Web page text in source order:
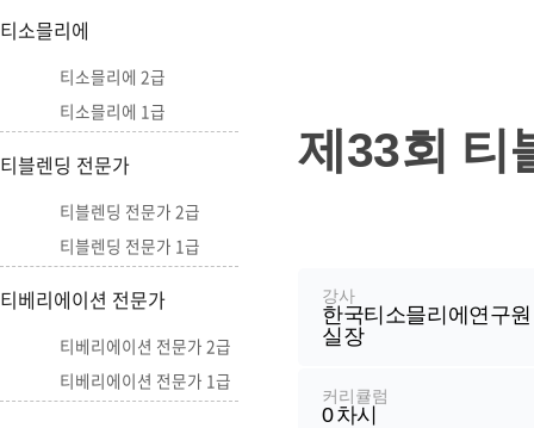
기
제33회 티
강사
한국티소믈리에연구
실장
커리큘럼
0차시
티소믈리에
티소믈리에 2급
티소믈리에 1급
티블렌딩 전문가
티블렌딩 전문가 2급
티블렌딩 전문가 1급
티베리에이션 전문가
티베리에이션 전문가 2급
티베리에이션 전문가 1급